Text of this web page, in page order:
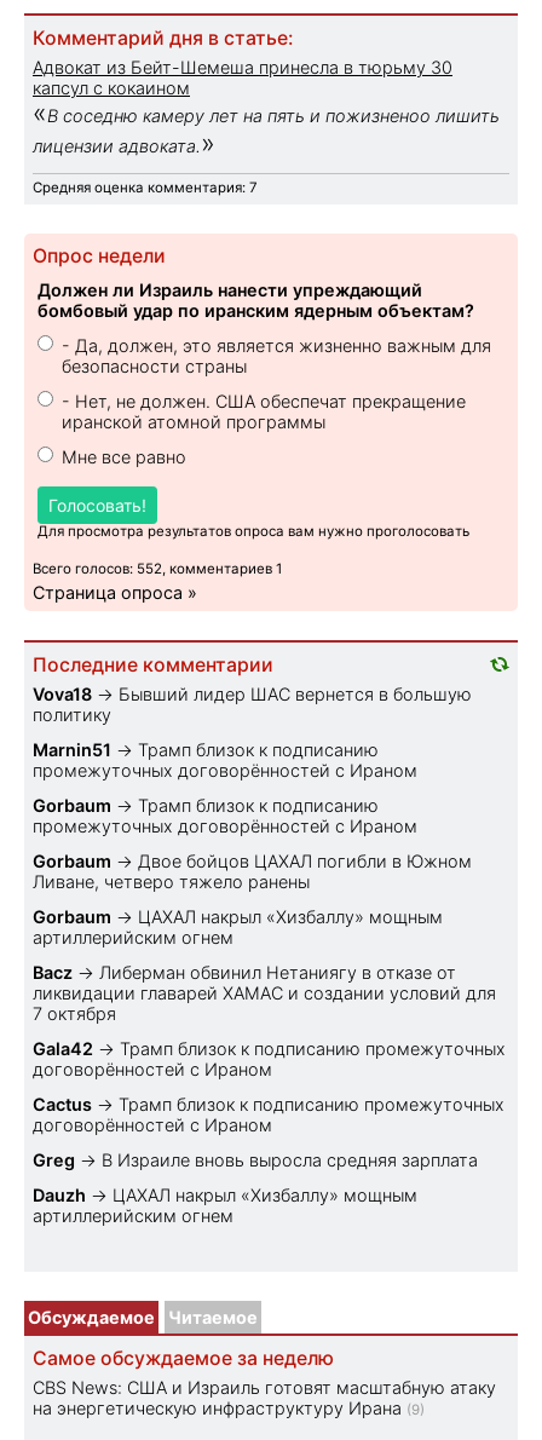
Комментарий дня в статье:
Адвокат из Бейт-Шемеша принесла в тюрьму 30
капсул с кокаином
«В соседню камеру лет на пять и пожизненоо лишить
лицензии адвоката. »
Средняя оценка комментария: 7
Опрос недели
Должен ли Израиль нанести упреждающий
бомбовый удар по иранским ядерным объектам?
- Да, должен, это является жизненно важным для
безопасности страны
- Нет, не должен. США обеспечат прекращение
иранской атомной программы
Мне все равно
Голосовать!
Для просмотра результатов опроса вам нужно проголосовать
Всего голосов: 552, комментариев 1
Страница опроса »
Последние комментарии
Vova18 → Бывший лидер ШАС вернется в большую
политику
Marnin51 → Трамп близок к подписанию
промежуточных договорённостей с Ираном
Gorbaum → Трамп близок к подписанию
промежуточных договорённостей с Ираном
Gorbaum → Двое бойцов ЦАХАЛ погибли в Южном
Ливане, четверо тяжело ранены
Gorbaum → ЦАХАЛ накрыл «Хизбаллу» мощным
артиллерийским огнем
Bacz → Либерман обвинил Нетаниягу в отказе от
ликвидации главарей ХАМАС и создании условий для
7 октября
Gala42 → Трамп близок к подписанию промежуточных
договорённостей с Ираном
Cactus → Трамп близок к подписанию промежуточных
договорённостей с Ираном
Greg → В Израиле вновь выросла средняя зарплата
Dauzh → ЦАХАЛ накрыл «Хизбаллу» мощным
артиллерийским огнем
Обсуждаемое Читаемое
Самое обсуждаемое за неделю
CBS News: США и Израиль готовят масштабную атаку
на энергетическую инфраструктуру Ирана (9)